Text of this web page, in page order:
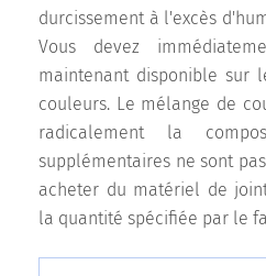
durcissement à l'excès
Vous devez
maintenant disponible sur
couleurs. Le mélange de
radicalement la
supplémentaires ne sont
acheter du matériel de
la quantité spécifiée par le